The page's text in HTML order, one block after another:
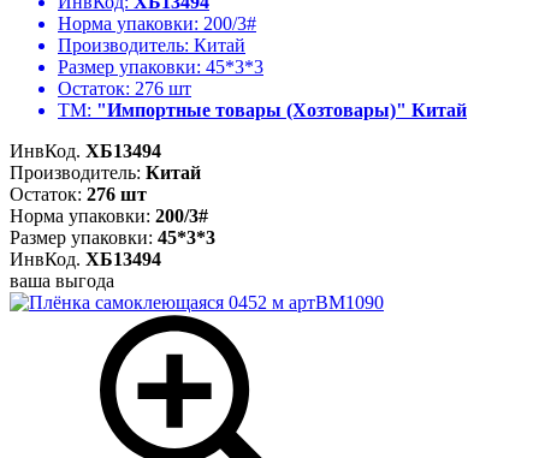
Норма упаковки: 200/3#
Производитель: Китай
Размер упаковки: 45*3*3
Остаток: 276 шт
ТМ: "Импортные товары (Хозтовары)" Китай
ИнвКод. ХБ13494
Производитель: Китай
Остаток: 276 шт
Норма упаковки: 200/3#
Размер упаковки: 45*3*3
ИнвКод. ХБ13494
ваша выгода